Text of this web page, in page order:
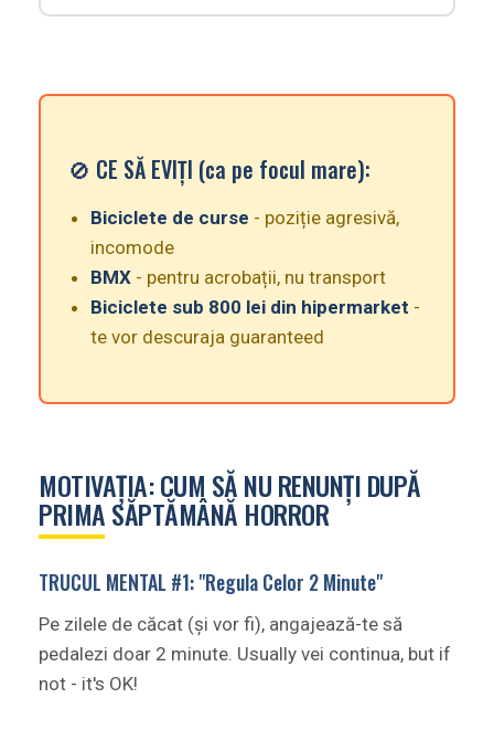
🚫 CE SĂ EVIȚI (ca pe focul mare):
Biciclete de curse - poziție agresivă,
incomode
BMX - pentru acrobații, nu transport
Biciclete sub 800 lei din hipermarket -
te vor descuraja guaranteed
MOTIVAȚIA: CUM SĂ NU RENUNȚI DUPĂ
PRIMA SĂPTĂMÂNĂ HORROR
TRUCUL MENTAL #1: "Regula Celor 2 Minute"
Pe zilele de căcat (și vor fi), angajează-te să
pedalezi doar 2 minute. Usually vei continua, but if
not - it's OK!